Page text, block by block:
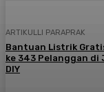
ARTIKULLI PARAPRAK
Bantuan Listrik
ke 343 Pelanggan
DIY